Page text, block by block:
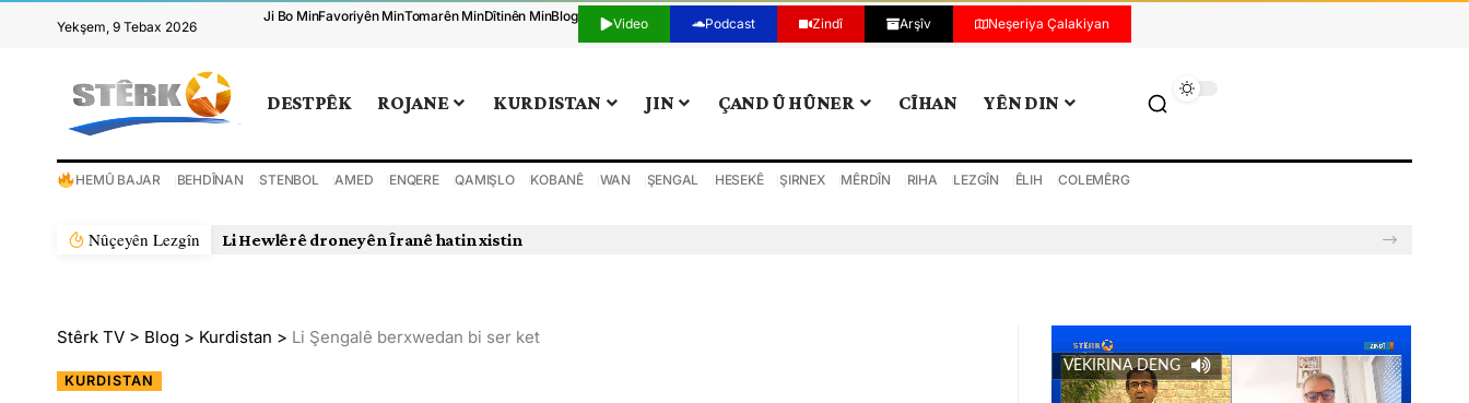
Yekşem, 9 Tebax 2026
Ji Bo MinFavoriyên MinTomarên MinDîtinên MinBlog Video Podcast Zindî Arşîv Neşeriya Çalakiyan
DESTPÊK ROJANE KURDISTAN JIN ÇAND Û HÛNER CÎHAN YÊN DIN
HEMÛ BAJAR BEHDÎNAN STENBOL AMED ENQERE QAMIŞLO KOBANÊ WAN ŞENGAL HESEKÊ ŞIRNEX MÊRDÎN RIHA LEZGÎN ÊLIH COLEMÊRG
Nûçeyên Lezgîn Li Hewlêrê droneyên Îranê hatin xistin
Stêrk TV > Blog > Kurdistan > Li Şengalê berxwedan bi ser ket
KURDISTAN
VEKIRINA DENG